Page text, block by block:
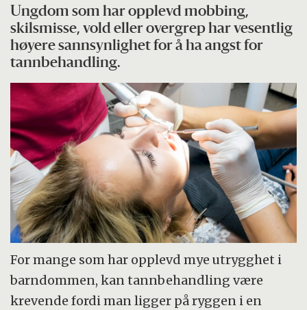
Ungdom som har opplevd mobbing,
skilsmisse, vold eller overgrep har vesentlig
høyere sannsynlighet for å ha angst for
tannbehandling.
For mange som har opplevd mye utrygghet i
barndommen, kan tannbehandling være
krevende fordi man ligger på ryggen i en